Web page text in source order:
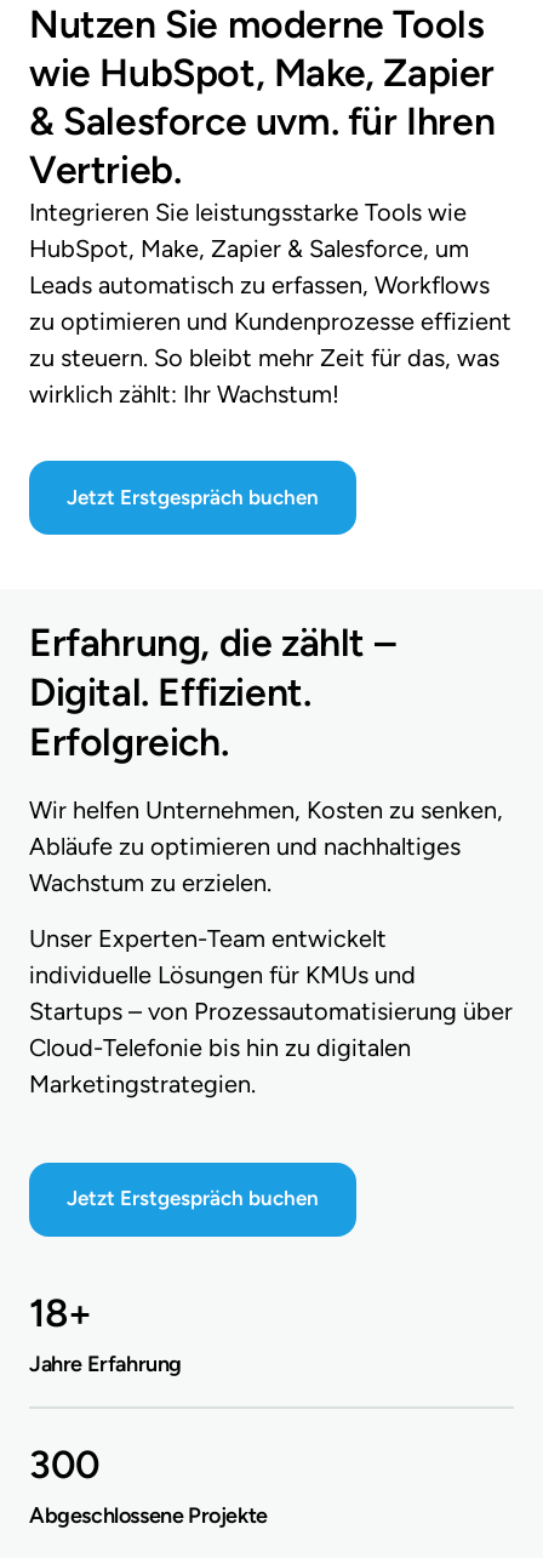
Nutzen Sie moderne Tools
wie HubSpot, Make, Zapier
& Salesforce uvm. für Ihren
Vertrieb.
Integrieren Sie leistungsstarke Tools wie
HubSpot, Make, Zapier & Salesforce, um
Leads automatisch zu erfassen, Workflows
zu optimieren und Kundenprozesse effizient
zu steuern. So bleibt mehr Zeit für das, was
wirklich zählt: Ihr Wachstum!
Jetzt Erstgespräch buchen
Erfahrung, die zählt –
Digital. Effizient.
Erfolgreich.
Wir helfen Unternehmen, Kosten zu senken,
Abläufe zu optimieren und nachhaltiges
Wachstum zu erzielen.
Unser Experten-Team entwickelt
individuelle Lösungen für KMUs und
Startups – von Prozessautomatisierung über
Cloud-Telefonie bis hin zu digitalen
Marketingstrategien.
Jetzt Erstgespräch buchen
18+
Jahre Erfahrung
300
Abgeschlossene Projekte